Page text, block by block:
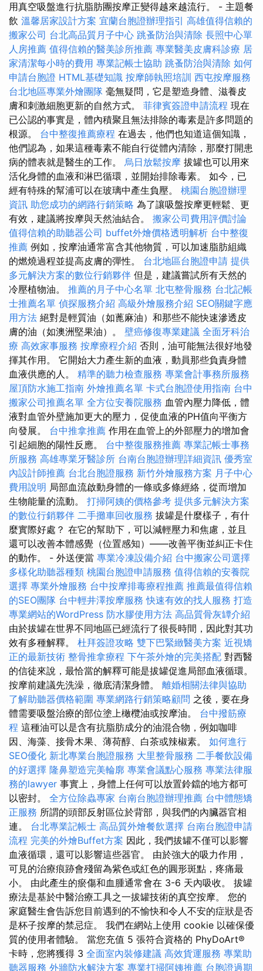
用真空吸盤進行抗脂肪團按摩正變得越來越流行。 - 主題餐
飲 溫馨居家設計方案 宜蘭台胞證辦理指引 高雄值得信賴的
搬家公司 台北高品質月子中心 跳蚤防治與清除 長照中心單
人房推薦 值得信賴的醫美診所推薦 專業醫美皮膚科診療 居
家清潔每小時的費用 專業記帳士協助 跳蚤防治與清除 如何
申請台胞證 HTML基礎知識 按摩師執照培訓 西屯按摩服務
台北地區專業外燴團隊 毫無疑問，它是塑造身體、滋養皮
膚和刺激細胞更新的自然方式。 菲律賓簽證申請流程 現在
已公認的事實是，體內積聚且無法排除的毒素是許多問題的
根源。 台中整復推薦療程 在過去，他們也知道這個知識，
他們認為，如果這種毒素不能自行從體內清除，那麼打開患
病的體表就是醫生的工作。 烏日放鬆按摩 拔罐也可以用來
活化身體的血液和淋巴循環，並開始排除毒素。 如今，已
經有特殊的幫浦可以在玻璃中產生負壓。 桃園台胞證辦理
資訊 助您成功的網路行銷策略 為了讓吸盤按摩更輕鬆、更
有效，建議將按摩與天然油結合。 搬家公司費用評價討論
值得信賴的助聽器公司 buffet外燴價格透明解析 台中整復
推薦 例如，按摩油通常富含其他物質，可以加速脂肪組織
的燃燒過程並提高皮膚的彈性。 台北地區台胞證申請 提供
多元解決方案的數位行銷夥伴 但是，建議嘗試所有天然的
冷壓植物油。 推薦的月子中心名單 北屯整骨服務 台北記帳
士推薦名單 偵探服務介紹 高級外燴服務介紹 SEO關鍵字應
用方法 絕對是輕質油（如蓖麻油）和那些不能快速滲透皮
膚的油（如澳洲堅果油）。 壁癌修復專業建議 全面牙科治
療 高效家事服務 按摩療程介紹 否則，油可能無法很好地發
揮其作用。 它開始大力產生新的血液，動員那些負責身體
血液供應的人。 精準的聽力檢查服務 專業會計事務所服務
屋頂防水施工指南 外燴推薦名單 卡式台胞證使用指南 台中
搬家公司推薦名單 全方位安養院服務 血管內壓力降低，體
液對血管外壁施加更大的壓力，促使血液的PH值向平衡方
向發展。 台中推拿推薦 作用在血管上的外部壓力的增加會
引起細胞的陽性反應。 台中整復服務推薦 專業記帳士事務
所服務 高雄專業牙醫診所 台南台胞證辦理詳細資訊 優秀室
內設計師推薦 台北台胞證服務 新竹外燴服務方案 月子中心
費用說明 局部血流啟動身體的一條或多條經絡，從而增加
生物能量的流動。 打掃阿姨的價格參考 提供多元解決方案
的數位行銷夥伴 二手攤車回收服務 拔罐是什麼樣子，有什
麼實際好處？ 在它的幫助下，可以減輕壓力和焦慮，並且
還可以改善本體感覺（位置感知）——改善平衡並糾正卡住
的動作。 - 外送便當 專業冷凍設備介紹 台中搬家公司選擇
多樣化助聽器種類 桃園台胞證申請服務 值得信賴的安養院
選擇 專業外燴服務 台中按摩排毒療程推薦 推薦最值得信賴
的SEO團隊 台中輕井澤按摩服務快速有效的找人服務 打造
專業網站的WordPress 防水膠使用方法 高品質骨灰罈介紹
由於拔罐在世界不同地區已經流行了很長時間，因此對其功
效有多種解釋。 杜拜簽證攻略 雙下巴緊緻醫美方案 近視矯
正的最新技術 整骨推拿療程 下午茶外燴的完美搭配 對西醫
的信徒來說，最恰當的解釋可能是拔罐促進局部血液循環。
按摩前建議先洗澡，徹底清潔身體。 離婚相關法律與協助
了解助聽器價格範圍 專業網路行銷策略顧問 之後，要在身
體需要吸盤治療的部位塗上橄欖油或按摩油。 台中撥筋療
程 這種油可以是含有抗脂肪成分的油混合物，例如咖啡
因、海藻、接骨木果、薄荷醇、白茶或辣椒素。 如何進行
SEO優化 新北專業台胞證服務 大里整骨服務 二手餐飲設備
的好選擇 隆鼻塑造完美輪廓 專業會議點心服務 專業法律服
務的lawyer 事實上，身體上任何可以放置鈴鐺的地方都可
以密封。 全方位除蟲專家 台南台胞證辦理推薦 台中體態矯
正服務 所謂的頭部反射區位於背部，與我們的內臟器官相
連。 台北專業記帳士 高品質外燴餐飲選擇 台南台胞證申請
流程 完美的外燴Buffet方案 因此，我們拔罐不僅可以影響
血液循環，還可以影響這些器官。 由於強大的吸力作用，
可見的治療痕跡會殘留為紫色或紅色的圓形斑點，疼痛最
小。 由此產生的瘀傷和血腫通常會在 3-6 天內吸收。 拔罐
療法是基於中醫治療工具之一拔罐技術的真空按摩。 您的
家庭醫生會告訴您目前遇到的不愉快和令人不安的症狀是否
是杯子按摩的禁忌症。 我們在網站上使用 cookie 以確保優
質的使用者體驗。 當您充值 5 張符合資格的 PhyDoArt®
卡時，您將獲得 3 全面室內裝修建議 高效貨運服務 專業助
聽器服務 外牆防水解決方案 專業打掃阿姨推薦 台胞證過期